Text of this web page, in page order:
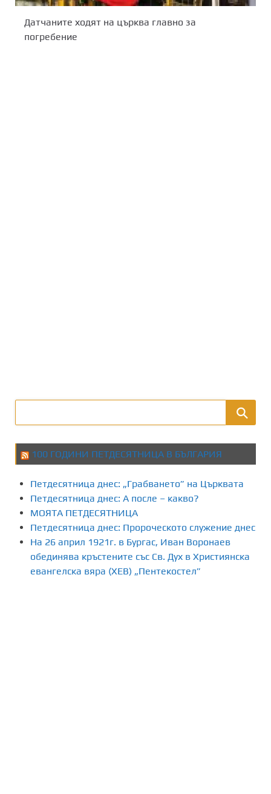
Датчаните ходят на църква главно за
погребение
100 ГОДИНИ ПЕТДЕСЯТНИЦА В БЪЛГАРИЯ
Петдесятница днес: „Грабването” на Църквата
Петдесятница днес: А после – какво?
МОЯТА ПЕТДЕСЯТНИЦА
Петдесятница днес: Пророческото служение днес
На 26 април 1921г. в Бургас, Иван Воронаев
обединява кръстените със Св. Дух в Християнска
евангелска вяра (ХЕВ) „Пентекостел”